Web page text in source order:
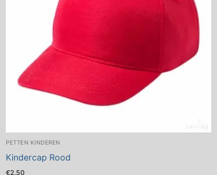
PETTEN KINDEREN
Kindercap Rood
€2.50